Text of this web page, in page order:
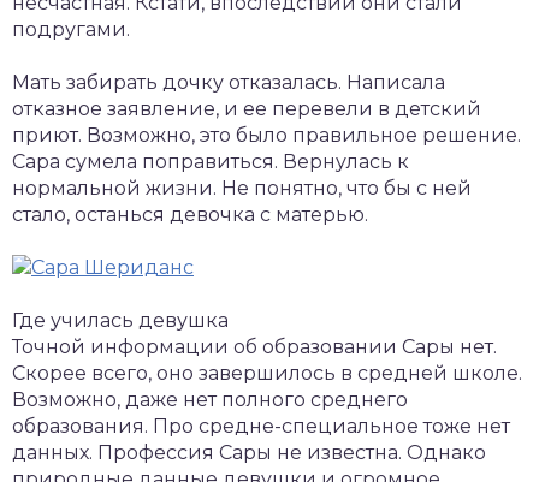
подругами.
Мать забирать дочку отказалась. Написала
отказное заявление, и ее перевели в детский
приют. Возможно, это было правильное решение.
Сара сумела поправиться. Вернулась к
нормальной жизни. Не понятно, что бы с ней
стало, останься девочка с матерью.
Где училась девушка
Точной информации об образовании Сары нет.
Скорее всего, оно завершилось в средней школе.
Возможно, даже нет полного среднего
образования. Про средне-специальное тоже нет
данных. Профессия Сары не известна. Однако